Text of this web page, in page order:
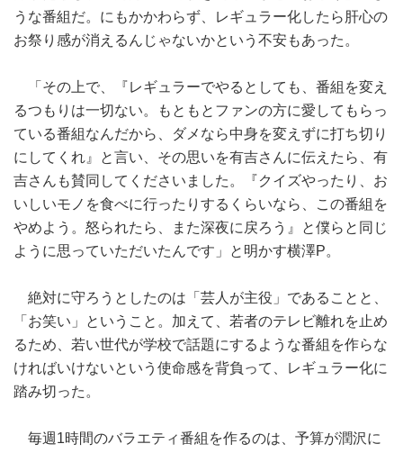
うな番組だ。にもかかわらず、レギュラー化したら肝心の
お祭り感が消えるんじゃないかという不安もあった。
「その上で、『レギュラーでやるとしても、番組を変え
るつもりは一切ない。もともとファンの方に愛してもらっ
ている番組なんだから、ダメなら中身を変えずに打ち切り
にしてくれ』と言い、その思いを有吉さんに伝えたら、有
吉さんも賛同してくださいました。『クイズやったり、お
いしいモノを食べに行ったりするくらいなら、この番組を
やめよう。怒られたら、また深夜に戻ろう』と僕らと同じ
ように思っていただいたんです」と明かす横澤P。
絶対に守ろうとしたのは「芸人が主役」であることと、
「お笑い」ということ。加えて、若者のテレビ離れを止め
るため、若い世代が学校で話題にするような番組を作らな
ければいけないという使命感を背負って、レギュラー化に
踏み切った。
毎週1時間のバラエティ番組を作るのは、予算が潤沢に